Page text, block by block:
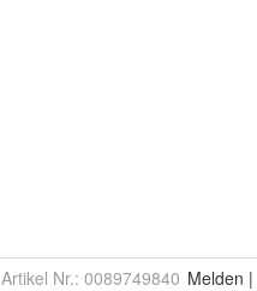
Artikel Nr.: 0089749840 Melden |